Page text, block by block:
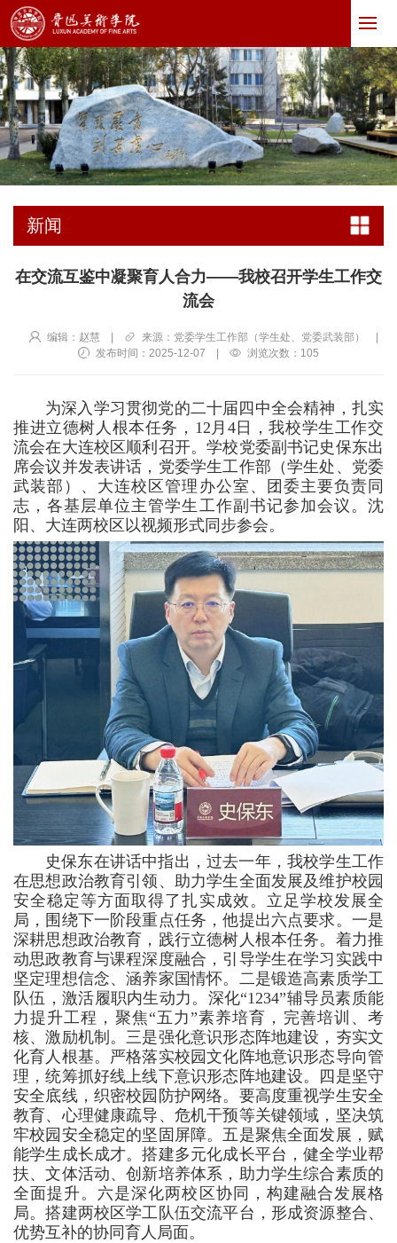
新闻
在交流互鉴中凝聚育人合力——我校召开学生工作交
流会
编辑：赵慧 | 来源：党委学生工作部（学生处、党委武装部）
|
发布时间：2025-12-07
| 浏览次数： 105
为深入学习贯彻党的二十届四中全会精神，扎实
推进立德树人根本任务，12月4日，我校学生工作交
流会在大连校区顺利召开。学校党委副书记史保东出
席会议并发表讲话，党委学生工作部（学生处、党委
武装部）、大连校区管理办公室、团委主要负责同
志，各基层单位主管学生工作副书记参加会议。沈
阳、大连两校区以视频形式同步参会。
史保东在讲话中指出，过去一年，我校学生工作
在思想政治教育引领、助力学生全面发展及维护校园
安全稳定等方面取得了扎实成效。立足学校发展全
局，围绕下一阶段重点任务，他提出六点要求。一是
深耕思想政治教育，践行立德树人根本任务。着力推
动思政教育与课程深度融合，引导学生在学习实践中
坚定理想信念、涵养家国情怀。二是锻造高素质学工
队伍，激活履职内生动力。深化“1234”辅导员素质能
力提升工程，聚焦“五力”素养培育，完善培训、考
核、激励机制。三是强化意识形态阵地建设，夯实文
化育人根基。严格落实校园文化阵地意识形态导向管
理，统筹抓好线上线下意识形态阵地建设。四是坚守
安全底线，织密校园防护网络。要高度重视学生安全
教育、心理健康疏导、危机干预等关键领域，坚决筑
牢校园安全稳定的坚固屏障。五是聚焦全面发展，赋
能学生成长成才。搭建多元化成长平台，健全学业帮
扶、文体活动、创新培养体系，助力学生综合素质的
全面提升。六是深化两校区协同，构建融合发展格
局。搭建两校区学工队伍交流平台，形成资源整合、
优势互补的协同育人局面。